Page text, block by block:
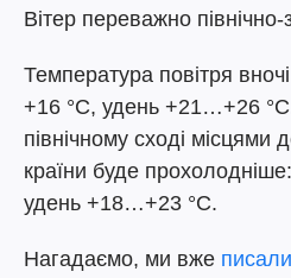
Вітер переважно
Температура повітря
+16 °C, удень +21…+26
північному сході місцями
країни буде
удень +18…+23 °C.
Нагадаємо, ми вже писали